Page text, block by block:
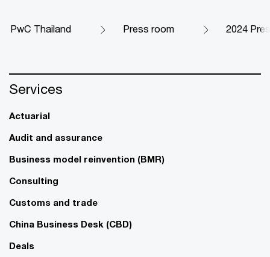
PwC Thailand Press room 2024
Services
Actuarial
Audit and assurance
Business model reinvention (BMR)
Consulting
Customs and trade
China Business Desk (CBD)
Deals